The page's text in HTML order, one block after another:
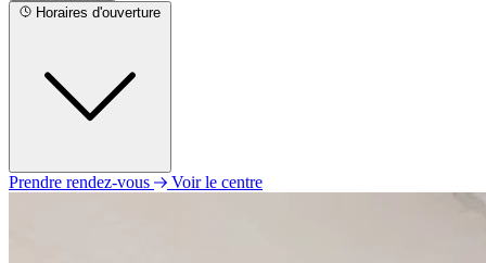
Horaires d'ouverture
Prendre rendez-vous Voir le centre